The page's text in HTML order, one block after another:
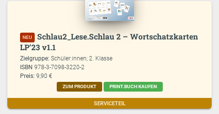
NEU
Schlau2_Lese.Schlau 2 – Wortschatzkarten
LP’23 v1.1
Zielgruppe:Schüler:innen; 2. Klasse
ISBN978-3-7098-3220-2
Preis: 9,90 €
ZUM PRODUKT PRINT.BUCH KAUFEN
SERVICETEIL